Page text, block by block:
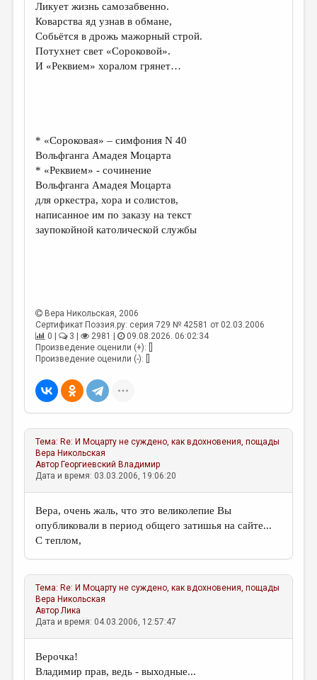
Ликует жизнь самозабвенно.
Коварства яд узнав в обмане,
Собьётся в дрожь мажорный строй.
Потухнет свет «Сороковой».
И «Реквием» хоралом грянет…
* «Сороковая» – симфония N 40
Вольфганга Амадея Моцарта
* «Реквием» - сочинение
Вольфганга Амадея Моцарта
для оркестра, хора и солистов,
написанное им по заказу на текст
заупокойной католической службы
Вера Никольская, 2006
Сертификат Поэзия.ру: серия 729 № 42581 от 02.03.2006
0 |
3 | 2981 |
09.08.2026. 06:02:34
Произведение оценили (+): []
Произведение оценили (-): []
Тема: Re: И Моцарту не суждено, как вдохновения, пощады
Вера Никольская
Автор Георгиевский Владимир
Дата и время: 03.03.2006, 19:06:20
Вера, очень жаль, что это великолепие Вы
опубликовали в период общего затишья на сайте...
С теплом,
Тема: Re: И Моцарту не суждено, как вдохновения, пощады
Вера Никольская
АвторЛика
Дата и время: 04.03.2006, 12:57:47
Верочка!
Владимир прав, ведь - выходные...